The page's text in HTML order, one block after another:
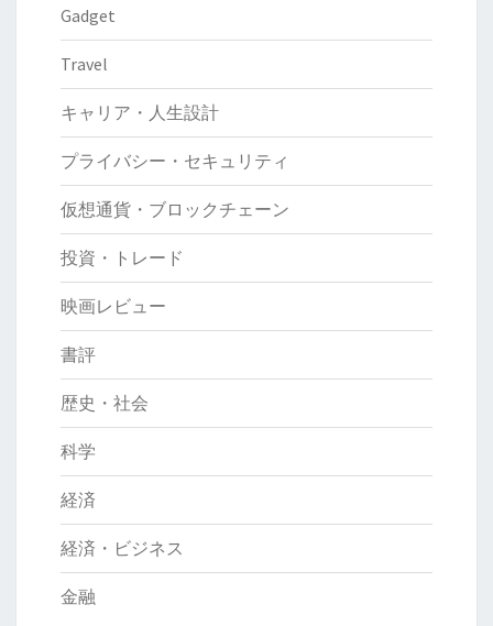
構
Gadget
Travel
キャリア・人生設計
プライバシー・セキュリティ
仮想通貨・ブロックチェーン
投資・トレード
映画レビュー
書評
歴史・社会
科学
経済
経済・ビジネス
金融